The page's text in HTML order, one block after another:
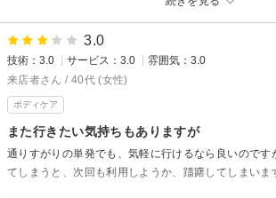
照コーポレーションからの返信
先日は、ご来店頂きまして、ありがとうございます。
お身体が、結構お疲れのようでしたね。
またぜひ、ご来店お待ちしておりますね。
ありがとうございます。
3.0
技術：3.0 サービス：3.0
雰囲気：3.0
来店者さん / 40代 (女性)
ボディケア
また行きたい気持ちもありますが
通りすがりの単発でも、気軽に行けるなら良いのです
てしまうと、次回も利用しようか、躊躇してしまいま